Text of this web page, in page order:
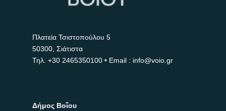
Πλατεία Τσιστοπούλου 5
50300, Σιάτιστα
Τηλ. +30 2465350100 • Email : info@voio.gr
Δήμος Βοΐου